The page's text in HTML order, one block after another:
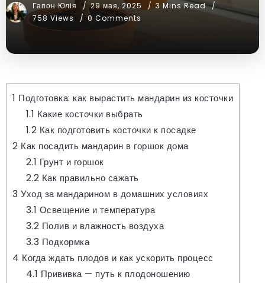
Гапон Юлія 29 мая, 2025
3 Mins Read
758 Views
0 Comments
1 Подготовка: как вырастить мандарин из косточки
1.1 Какие косточки выбрать
1.2 Как подготовить косточки к посадке
2 Как посадить мандарин в горшок дома
2.1 Грунт и горшок
2.2 Как правильно сажать
3 Уход за мандарином в домашних условиях
3.1 Освещение и температура
3.2 Полив и влажность воздуха
3.3 Подкормка
4 Когда ждать плодов и как ускорить процесс
4.1 Прививка — путь к плодоношению